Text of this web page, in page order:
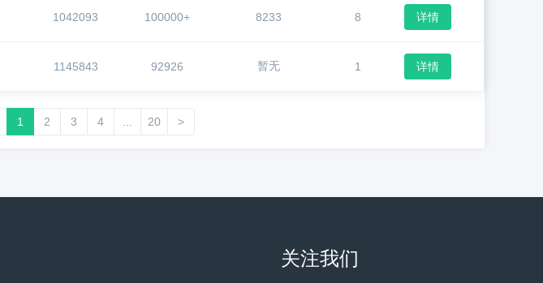
1042093 100000+ 8233 8 详情
1145843 92926 暂无 1 详情
1 2 3 4 20 >
关注我们